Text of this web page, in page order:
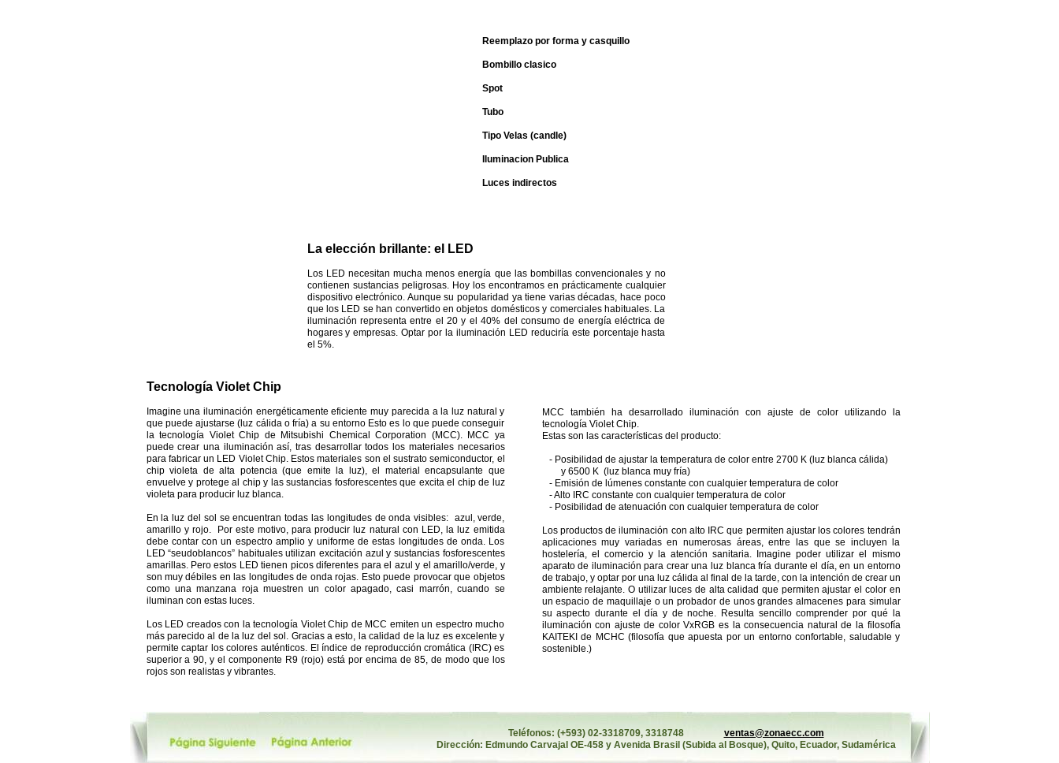
La elección brillante: el LED
Los LED necesitan mucha menos energía que las bombillas convencionales y no
contienen sustancias peligrosas. Hoy los encontramos en prácticamente cualquier
dispositivo electrónico. Aunque su popularidad ya tiene varias décadas, hace poco
que los LED se han convertido en objetos domésticos y comerciales habituales. La
iluminación representa entre el 20 y el 40% del consumo de energía eléctrica de
hogares y empresas. Optar por la iluminación LED reduciría este porcentaje hasta
el 5%.
Tecnología Violet Chip
Imagine una iluminación energéticamente eficiente muy parecida a la luz natural y
que puede ajustarse (luz cálida o fría) a su entorno Esto es lo que puede conseguir
la tecnología Violet Chip de Mitsubishi Chemical Corporation (MCC). MCC ya
puede crear una iluminación así, tras desarrollar todos los materiales necesarios
para fabricar un LED Violet Chip. Estos materiales son el sustrato semiconductor, el
chip violeta de alta potencia (que emite la luz), el material encapsulante que
envuelve y protege al chip y las sustancias fosforescentes que excita el chip de luz
violeta para producir luz blanca.
En la luz del sol se encuentran todas las longitudes de onda visibles: azul, verde,
amarillo y rojo. Por este motivo, para producir luz natural con LED, la luz emitida
debe contar con un espectro amplio y uniforme de estas longitudes de onda. Los
LED “seudoblancos” habituales utilizan excitación azul y sustancias fosforescentes
amarillas. Pero estos LED tienen picos diferentes para el azul y el amarillo/verde, y
son muy débiles en las longitudes de onda rojas. Esto puede provocar que objetos
como una manzana roja muestren un color apagado, casi marrón, cuando se
iluminan con estas luces.
Los LED creados con la tecnología Violet Chip de MCC emiten un espectro mucho
más parecido al de la luz del sol. Gracias a esto, la calidad de la luz es excelente y
permite captar los colores auténticos. El índice de reproducción cromática (IRC) es
superior a 90, y el componente R9 (rojo) está por encima de 85, de modo que los
rojos son realistas y vibrantes.
MCC también ha desarrollado iluminación con ajuste de color utilizando la
tecnología Violet Chip.
Estas son las características del producto:
- Posibilidad de ajustar la temperatura de color entre 2700 K (luz blanca cálida)
y 6500 K (luz blanca muy fría)
- Emisión de lúmenes constante con cualquier temperatura de color
- Alto IRC constante con cualquier temperatura de color
- Posibilidad de atenuación con cualquier temperatura de color
Los productos de iluminación con alto IRC que permiten ajustar los colores tendrán
aplicaciones muy variadas en numerosas áreas, entre las que se incluyen la
hostelería, el comercio y la atención sanitaria. Imagine poder utilizar el mismo
aparato de iluminación para crear una luz blanca fría durante el día, en un entorno
de trabajo, y optar por una luz cálida al final de la tarde, con la intención de crear un
ambiente relajante. O utilizar luces de alta calidad que permiten ajustar el color en
un espacio de maquillaje o un probador de unos grandes almacenes para simular
su aspecto durante el día y de noche. Resulta sencillo comprender por qué la
iluminación con ajuste de color VxRGB es la consecuencia natural de la filosofía
KAITEKI de MCHC (filosofía que apuesta por un entorno confortable, saludable y
sostenible.)
Reemplazo por forma y casquillo
Bombillo clasico
Spot
Tubo
Tipo Velas (candle)
Iluminacion Publica
Luces indirectos
Teléfonos: (+593) 02-3318709, 3318748 ventas@zonaecc.com
Dirección: Edmundo Carvajal OE-458 y Avenida Brasil (Subida al Bosque), Quito, Ecuador, Sudamérica